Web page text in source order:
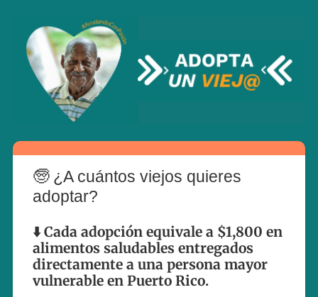
🧓 ¿A cuántos viejos quieres
adoptar?
⬇️ Cada adopción equivale a $1,800 en
alimentos saludables entregados
directamente a una persona mayor
vulnerable en Puerto Rico.